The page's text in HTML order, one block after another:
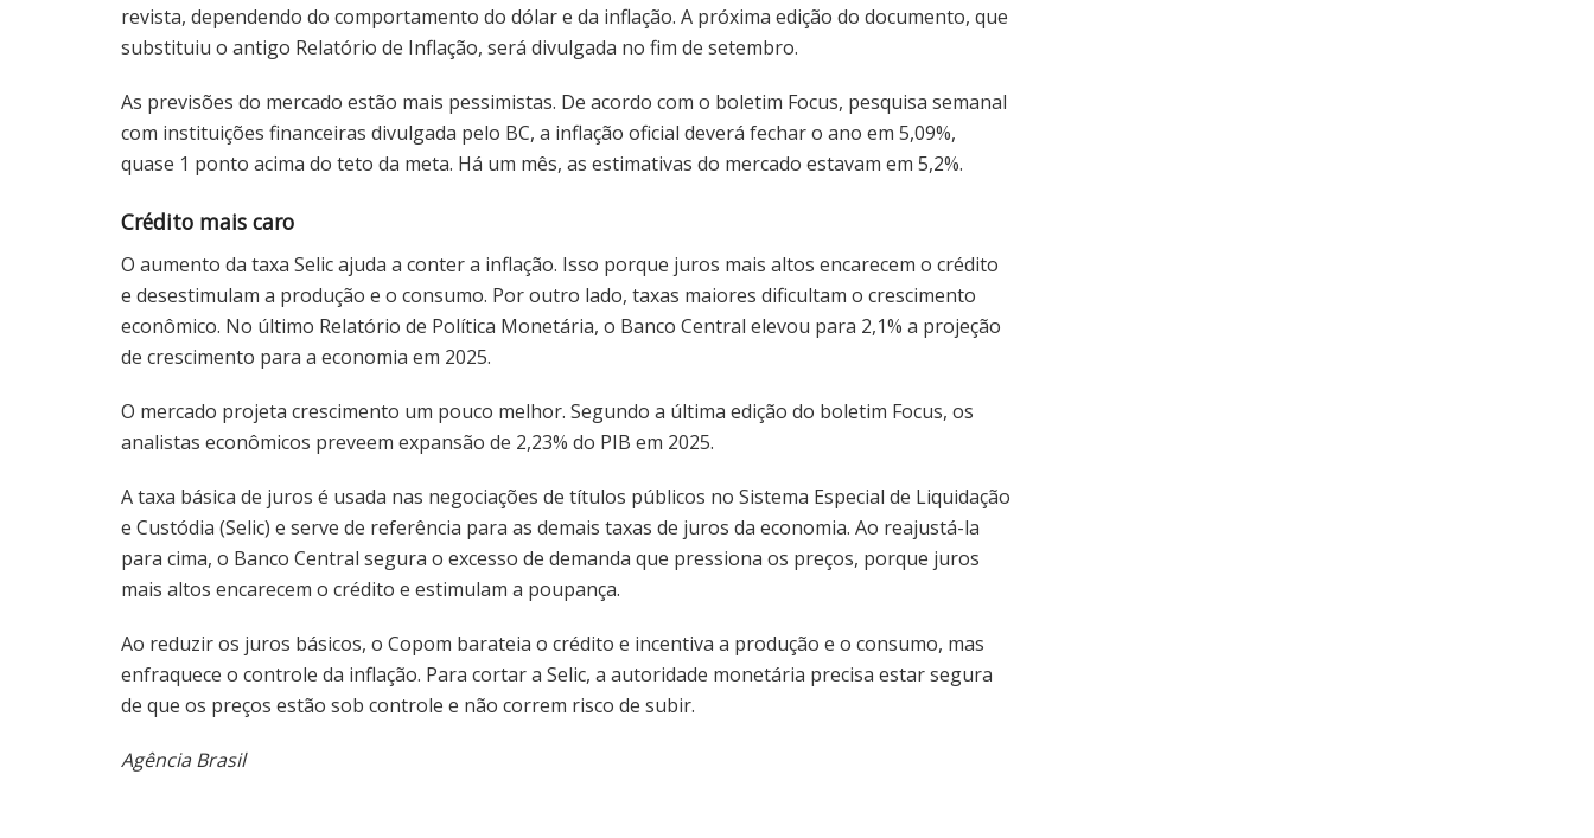
revista, dependendo do comportamento do dólar e da inflação. A próxima edição do documento, que
substituiu o antigo Relatório de Inflação, será divulgada no fim de setembro.
As previsões do mercado estão mais pessimistas. De acordo com o boletim Focus, pesquisa semanal
com instituições financeiras divulgada pelo BC, a inflação oficial deverá fechar o ano em 5,09%,
quase 1 ponto acima do teto da meta. Há um mês, as estimativas do mercado estavam em 5,2%.
Crédito mais caro
O aumento da taxa Selic ajuda a conter a inflação. Isso porque juros mais altos encarecem o crédito
e desestimulam a produção e o consumo. Por outro lado, taxas maiores dificultam o crescimento
econômico. No último Relatório de Política Monetária, o Banco Central elevou para 2,1% a projeção
de crescimento para a economia em 2025.
O mercado projeta crescimento um pouco melhor. Segundo a última edição do boletim Focus, os
analistas econômicos preveem expansão de 2,23% do PIB em 2025.
A taxa básica de juros é usada nas negociações de títulos públicos no Sistema Especial de Liquidação
e Custódia (Selic) e serve de referência para as demais taxas de juros da economia. Ao reajustá-la
para cima, o Banco Central segura o excesso de demanda que pressiona os preços, porque juros
mais altos encarecem o crédito e estimulam a poupança.
Ao reduzir os juros básicos, o Copom barateia o crédito e incentiva a produção e o consumo, mas
enfraquece o controle da inflação. Para cortar a Selic, a autoridade monetária precisa estar segura
de que os preços estão sob controle e não correm risco de subir.
Agência Brasil